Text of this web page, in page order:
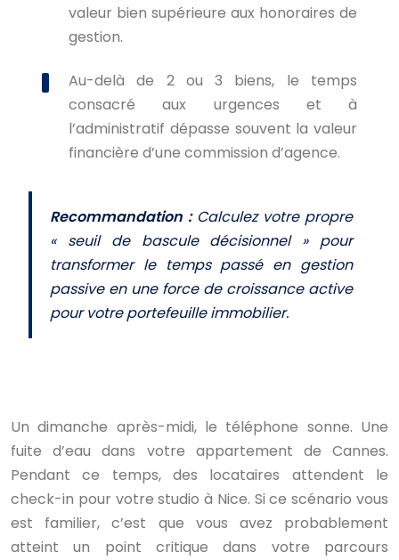
valeur bien supérieure aux honoraires de
gestion.
Au-delà de 2 ou 3 biens, le temps
consacré aux urgences et à
l’administratif dépasse souvent la valeur
financière d’une commission d’agence.
Recommandation :Calculez votre propre
« seuil de bascule décisionnel » pour
transformer le temps passé en gestion
passive en une force de croissance active
pour votre portefeuille immobilier.
Un dimanche après-midi, le téléphone sonne. Une
fuite d’eau dans votre appartement de Cannes.
Pendant ce temps, des locataires attendent le
check-in pour votre studio à Nice. Si ce scénario vous
est familier, c’est que vous avez probablement
atteint un point critique dans votre parcours